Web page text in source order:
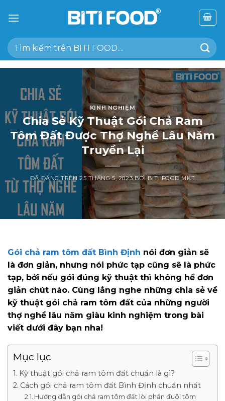
đến
dung
Tìm
kiếm:
KINH NGHIỆM
Chia Sẻ Kỹ Thuật Gói Chả Ram
Tôm Đất Được Thợ Nghề Lâu Năm
Truyền Lại
ĐÃ ĐĂNG TRÊN25 THÁNG 5, 2023 BỞIBITI FOOD MKT
Gói chả ram tôm đất Bình Định nói đơn giản sẽ
là đơn giản, nhưng nói phức tạp cũng sẽ là phức
tạp, bởi nếu gói đúng kỹ thuật thì không hề đơn
giản chút nào. Cùng lắng nghe những chia sẻ về
kỹ thuật gói chả ram tôm đất của những người
thợ nghề lâu năm giàu kinh nghiệm trong bài
viết dưới đây bạn nha!
Mục lục
Kỹ thuật gói chả ram tôm đất chuẩn là gì?
Cách gói chả ram tôm đất Bình Định chuẩn nhất
Hướng dẫn gói chả ram tôm đất lòi phần đuôi tôm